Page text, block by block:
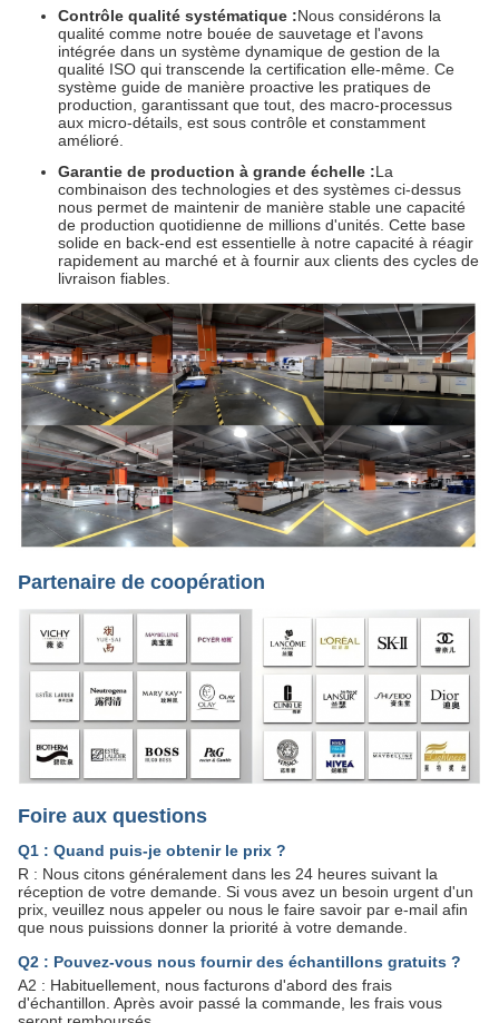
Contrôle qualité systématique :Nous considérons la
qualité comme notre bouée de sauvetage et l'avons
intégrée dans un système dynamique de gestion de la
qualité ISO qui transcende la certification elle-même. Ce
système guide de manière proactive les pratiques de
production, garantissant que tout, des macro-processus
aux micro-détails, est sous contrôle et constamment
amélioré.
Garantie de production à grande échelle :La
combinaison des technologies et des systèmes ci-dessus
nous permet de maintenir de manière stable une capacité
de production quotidienne de millions d'unités. Cette base
solide en back-end est essentielle à notre capacité à réagir
rapidement au marché et à fournir aux clients des cycles de
livraison fiables.
Partenaire de coopération
Foire aux questions
Q1 : Quand puis-je obtenir le prix ?
R : Nous citons généralement dans les 24 heures suivant la
réception de votre demande. Si vous avez un besoin urgent d'un
prix, veuillez nous appeler ou nous le faire savoir par e-mail afin
que nous puissions donner la priorité à votre demande.
Q2 : Pouvez-vous nous fournir des échantillons gratuits ?
A2 : Habituellement, nous facturons d'abord des frais
d'échantillon. Après avoir passé la commande, les frais vous